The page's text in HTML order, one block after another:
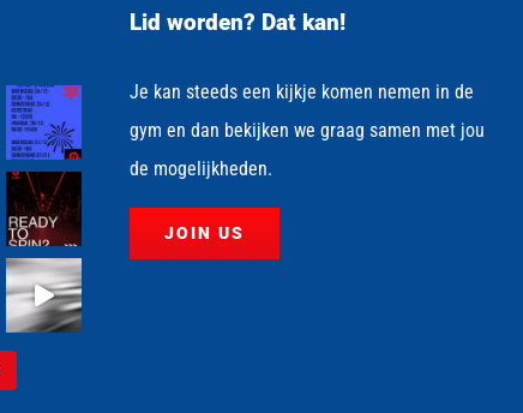
Lid worden? Dat kan!
Je kan steeds een kijkje komen nemen in de
gym en dan bekijken we graag samen met jou
de mogelijkheden.
JOIN US